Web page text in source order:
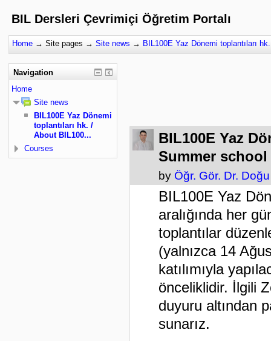
BIL Dersleri Çevrimiçi Öğretim Portalı
Home → Site pages → Site news → BIL100E Yaz Dönemi toplantıları
BIL100E Yaz
Summer
by Öğr. Gör. Dr.
BIL100E Yaz
aralığında her
toplantılar
(yalnızca 14
katılımıyla
önceliklidir. İlgili
duyuru altından
sunarız.
Navigation
Home
Site news
BIL100E Yaz Dönemi
toplantıları hk. /
About BIL100...
Courses